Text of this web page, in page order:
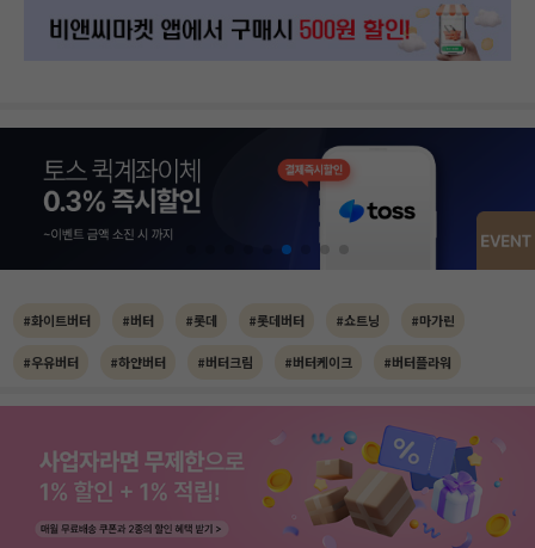
#화이트버터 #버터 #롯데 #롯데버터 #쇼트닝 #마가린
#우유버터 #하얀버터 #버터크림 #버터케이크 #버터플라워